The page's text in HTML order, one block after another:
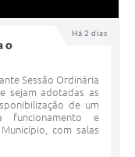
Há 2 dias
o
Sessão Ordinária
sejam adotadas as
de um
funcionamento e
com salas